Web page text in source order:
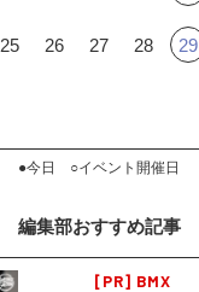
25 26 27 28 29
●今日 ○イベント開催日
編集部おすすめ記事
[PR] BMX